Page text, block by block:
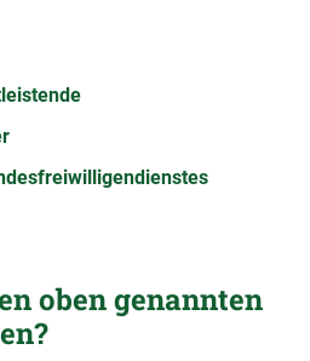
oben genannten